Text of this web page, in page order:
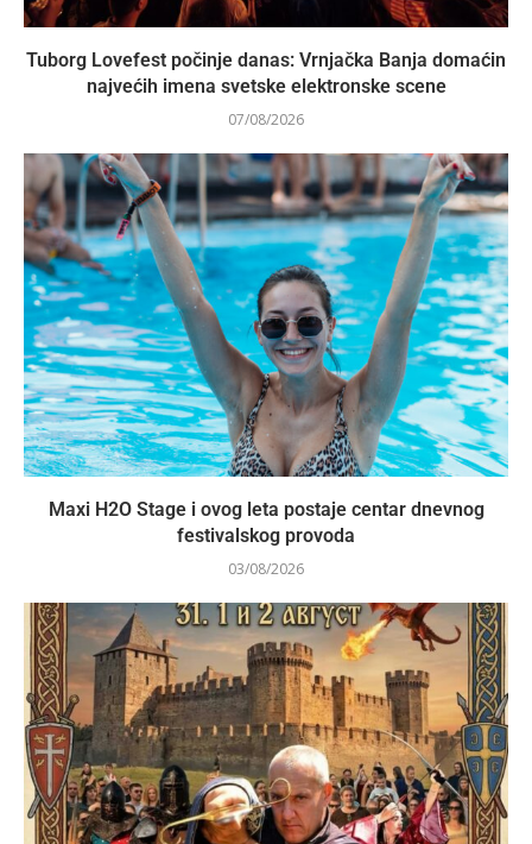
Tuborg Lovefest počinje danas: Vrnjačka Banja domaćin
najvećih imena svetske elektronske scene
07/08/2026
Maxi H2O Stage i ovog leta postaje centar dnevnog
festivalskog provoda
03/08/2026